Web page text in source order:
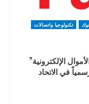
تكنولوجيا واتصالات
الإلكترونية”
في الاتحاد